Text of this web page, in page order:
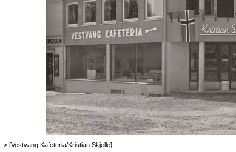
-> [Vestvang Kafeteria/Kristian Skjelle]